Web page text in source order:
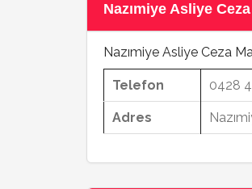
Nazımiye Asliye
Nazımiye Asliye Ceza
Telefon 0428
Adres